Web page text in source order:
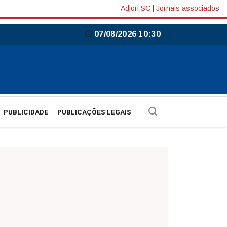
Adjori SC Jornais associados
07/08/2026 10:30
PUBLICIDADE PUBLICAÇÕES LEGAIS